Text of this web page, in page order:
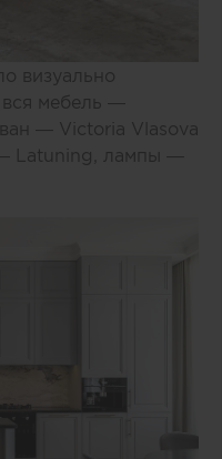
визуально
вся мебель —
— Victoria Vlasova
Latuning, лампы —